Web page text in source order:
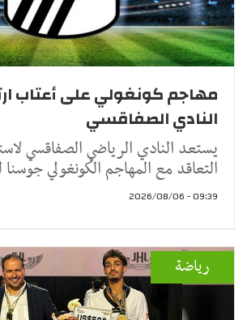
مهاجم كونغولي على أعتاب
النادي الصفاقسي
يستعد النادي الرياضي الصفاقسي
التعاقد مع المهاجم الكونغولي
09:39 - 2026/08/06
رياضة